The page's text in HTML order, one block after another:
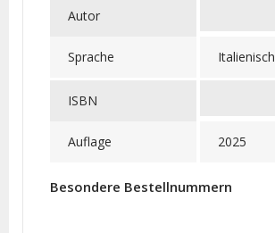
Autor
Sprache Italienisch
ISBN
Auflage 2025
Besondere Bestellnummern